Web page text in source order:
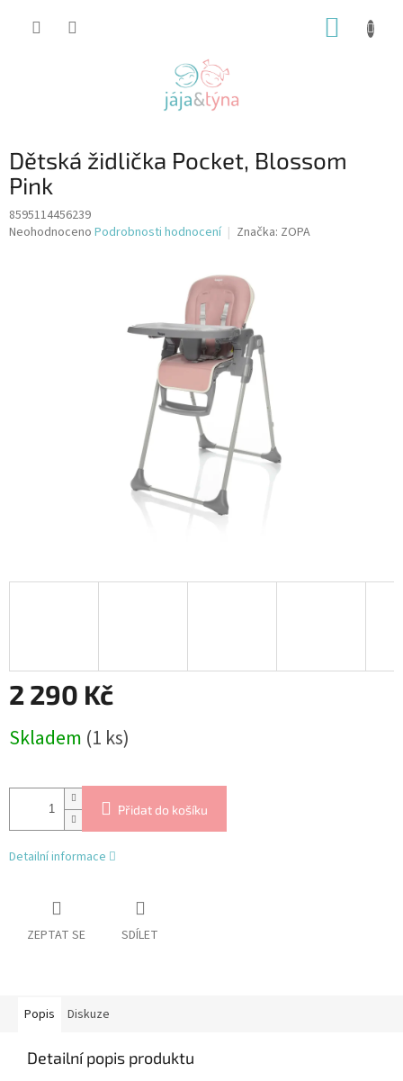
Dětská židlička Pocket, Blossom
Pink
8595114456239
Průměrné
Neohodnoceno Podrobnosti hodnocení Značka: ZOPA
2 290 Kč
cena:
Skladem (1 ks)
Přidat do košíku
Detailní informace
ZEPTAT SE SDÍLET
Popis Diskuze
Detailní popis produktu